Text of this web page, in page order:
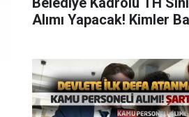
Alımı Yapacak! Kimler